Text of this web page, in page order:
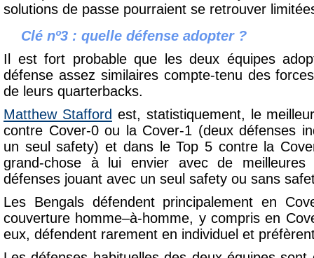
solutions de passe pourraient se retrouver
Clé nº3 : quelle défense adopter ?
Il est fort probable que les deux équipes
défense assez similaires compte-tenu des
de leurs quarterbacks.
Matthew Stafford est, statistiquement, le
contre Cover-0 ou la Cover-1 (deux défenses
un seul safety) et dans le Top 5 contre la
grand-chose à lui envier avec de meilleures
défenses jouant avec un seul safety ou sans
Les Bengals défendent principalement en
couverture homme–à-homme, y compris en
eux, défendent rarement en individuel et